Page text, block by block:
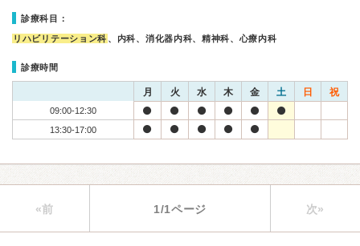
診療科目：
リハビリテーション科 、内科、消化器内科、精神科、心療内科
診療時間
月 火 水 木 金 土 日 祝
09:00-12:30
13:30-17:00
«前 1/1ページ 次»